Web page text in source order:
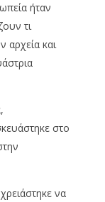
ήταν
τι
αρχεία και
στο
να